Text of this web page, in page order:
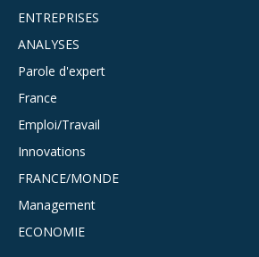
ENTREPRISES
ANALYSES
Parole d'expert
France
Emploi/Travail
Innovations
FRANCE/MONDE
Management
ECONOMIE